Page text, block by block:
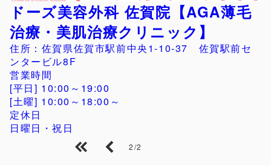
ドーズ美容外科 佐賀院【AGA薄毛
治療・美肌治療クリニック】
住所：佐賀県佐賀市駅前中央1-10-37 佐賀駅前セ
ンタービル8F
営業時間
[平日] 10:00～19:00
[土曜] 10:00～18:00～
定休日
日曜日・祝日
2/2